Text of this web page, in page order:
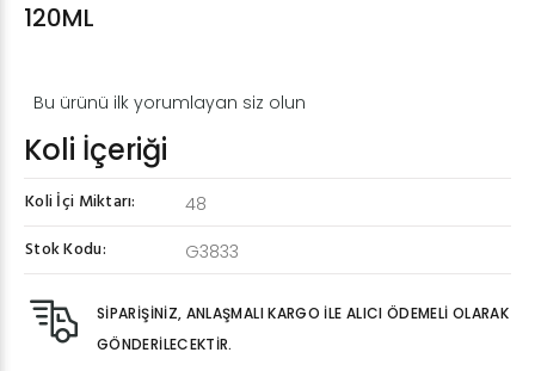
120ML
Bu ürünü ilk yorumlayan siz olun
Koli İçeriği
Koli İçi Miktarı: 48
Stok Kodu: G3833
SİPARİŞİNİZ, ANLAŞMALI KARGO İLE ALICI ÖDEMELİ OLARAK
GÖNDERİLECEKTİR.